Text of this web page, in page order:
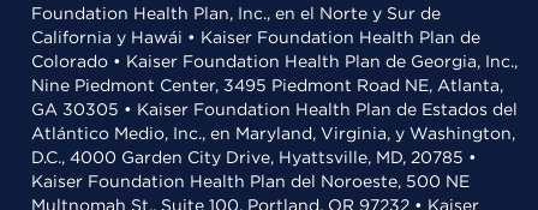
Foundation Health Plan, Inc., en el Norte y Sur de
California y Hawái • Kaiser Foundation Health Plan de
Colorado • Kaiser Foundation Health Plan de Georgia, Inc.,
Nine Piedmont Center, 3495 Piedmont Road NE, Atlanta,
GA 30305 • Kaiser Foundation Health Plan de Estados del
Atlántico Medio, Inc., en Maryland, Virginia, y Washington,
D.C., 4000 Garden City Drive, Hyattsville, MD, 20785 •
Kaiser Foundation Health Plan del Noroeste, 500 NE
Multnomah St., Suite 100, Portland, OR 97232 • Kaiser